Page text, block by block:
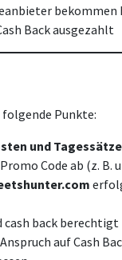
Back ausgezahlt
Punkte:
und Tagessätze
Code ab (z.
cash back berechtigt
auf Cash